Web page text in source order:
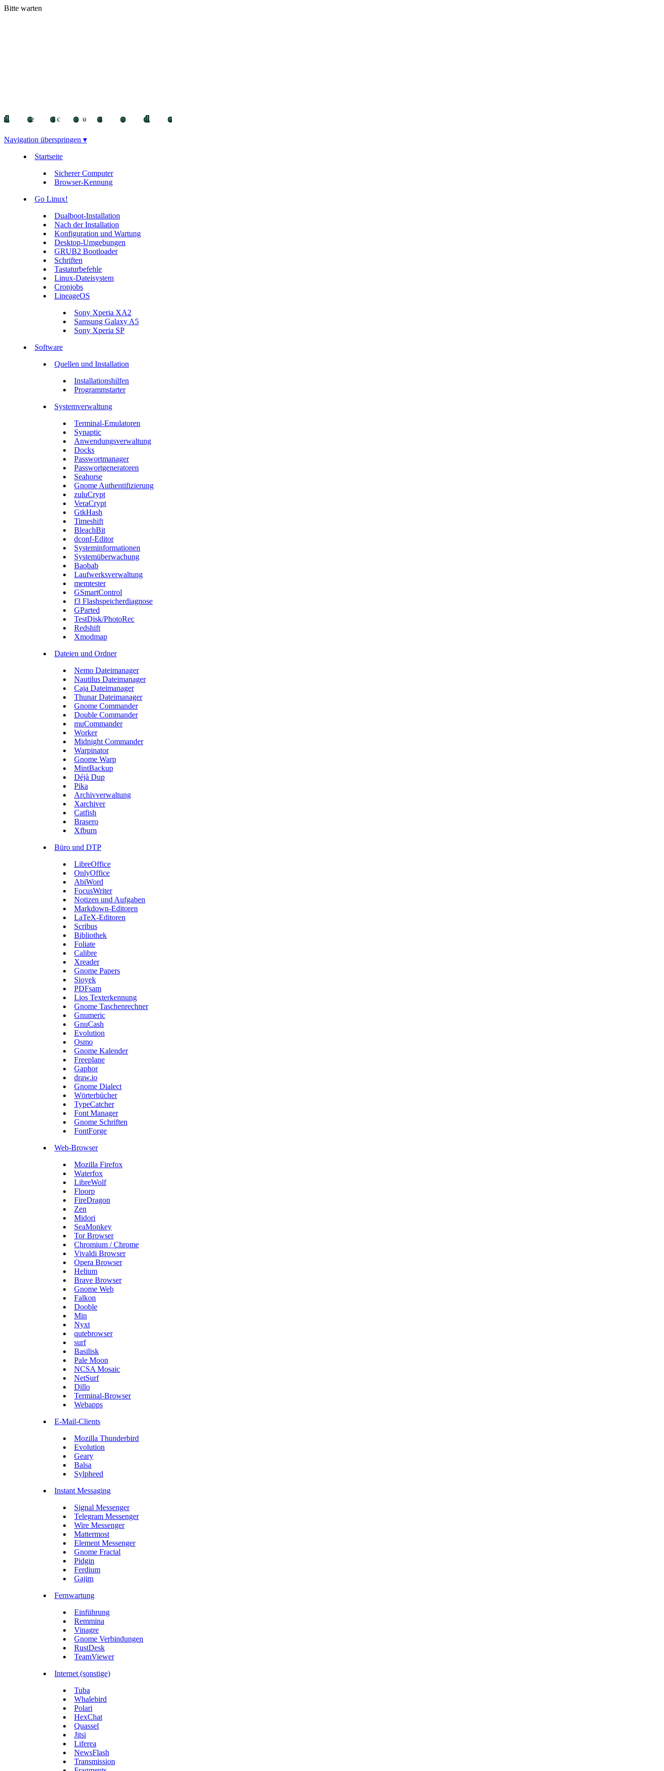
Bitte warten
decocode
decocode
deco
Navigation überspringen ▾
Startseite
Sicherer Computer
Browser-Kennung
Go Linux!
Dualboot-Installation
Nach der Installation
Konfiguration und Wartung
Desktop-Umgebungen
GRUB2 Bootloader
Schriften
Tastaturbefehle
Linux-Dateisystem
Cronjobs
LineageOS
Sony Xperia XA2
Samsung Galaxy A5
Sony Xperia SP
Software
Quellen und Installation
Installationshilfen
Programmstarter
Systemverwaltung
Terminal-Emulatoren
Synaptic
Anwendungsverwaltung
Docks
Passwortmanager
Passwortgeneratoren
Seahorse
Gnome Authentifizierung
zuluCrypt
VeraCrypt
GtkHash
Timeshift
BleachBit
dconf-Editor
Systeminformationen
Systemüberwachung
Baobab
Laufwerksverwaltung
memtester
GSmartControl
f3 Flashspeicherdiagnose
GParted
TestDisk/PhotoRec
Redshift
Xmodmap
Dateien und Ordner
Nemo Dateimanager
Nautilus Dateimanager
Caja Dateimanager
Thunar Dateimanager
Gnome Commander
Double Commander
muCommander
Worker
Midnight Commander
Warpinator
Gnome Warp
MintBackup
Déjà Dup
Pika
Archivverwaltung
Xarchiver
Catfish
Brasero
Xfburn
Büro und DTP
LibreOffice
OnlyOffice
AbiWord
FocusWriter
Notizen und Aufgaben
Markdown-Editoren
LaTeX-Editoren
Scribus
Bibliothek
Foliate
Calibre
Xreader
Gnome Papers
Sioyek
PDFsam
Lios Texterkennung
Gnome Taschenrechner
Gnumeric
GnuCash
Evolution
Osmo
Gnome Kalender
Freeplane
Gaphor
draw.io
Gnome Dialect
Wörterbücher
TypeCatcher
Font Manager
Gnome Schriften
FontForge
Web-Browser
Mozilla Firefox
Waterfox
LibreWolf
Floorp
FireDragon
Zen
Midori
SeaMonkey
Tor Browser
Chromium / Chrome
Vivaldi Browser
Opera Browser
Helium
Brave Browser
Gnome Web
Falkon
Dooble
Min
Nyxt
qutebrowser
surf
Basilisk
Pale Moon
NCSA Mosaic
NetSurf
Dillo
Terminal-Browser
Webapps
E-Mail-Clients
Mozilla Thunderbird
Evolution
Geary
Balsa
Sylpheed
Instant Messaging
Signal Messenger
Telegram Messenger
Wire Messenger
Mattermost
Element Messenger
Gnome Fractal
Pidgin
Ferdium
Gajim
Fernwartung
Einführung
Remmina
Vinagre
Gnome Verbindungen
RustDesk
TeamViewer
Internet (sonstige)
Tuba
Whalebird
Polari
HexChat
Quassel
Jitsi
Liferea
NewsFlash
Transmission